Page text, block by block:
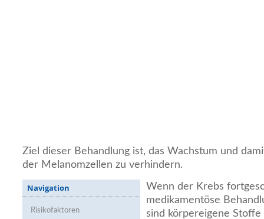
Ziel dieser Behandlung ist, das Wachstum und
der Melanomzellen zu verhindern.
Navigation
Risikofaktoren
Wenn der Krebs
medikamentöse
sind körpereigene